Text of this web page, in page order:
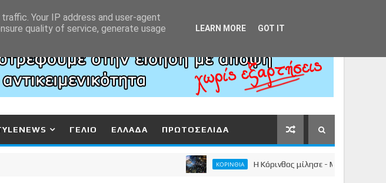
ΓΕΛΙΟ ΕΛΛΑΔΑ ΠΡΩΤΟΣΕΛΙΔΑ
ΚΟΡΙΝΘΙΑ Η Κόρινθος μίλησε - Μεγαλειώδης
Your IP address and user-agent
quality of service, generate usage
LEARN MORE GOT IT